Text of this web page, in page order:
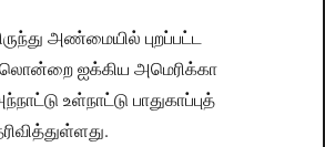
அண்மையில் புறப்பட்ட
ஐக்கிய அமெரிக்கா
உள்நாட்டு பாதுகாப்புத்